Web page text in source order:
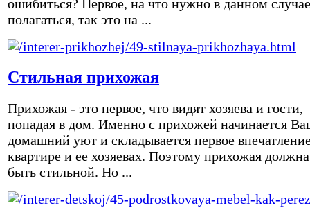
ошибиться? Первое, на что нужно в данном случае
полагаться, так это на ...
Стильная прихожая
Прихожая - это первое, что видят хозяева и гости,
попадая в дом. Именно с прихожей начинается
домашний уют и складывается первое
квартире и ее хозяевах. Поэтому прихожая должна
быть стильной. Но ...